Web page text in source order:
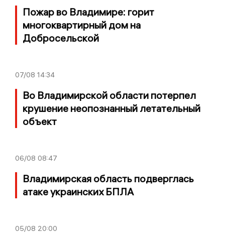
Пожар во Владимире: горит
многоквартирный дом на
Добросельской
07/08 14:34
Во Владимирской области потерпел
крушение неопознанный летательный
объект
06/08 08:47
Владимирская область подверглась
атаке украинских БПЛА
05/08 20:00